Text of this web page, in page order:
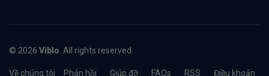
© 2026 Viblo . All rights reserved.
Về chúng tôi Phản hồi Giúp đỡ FAQs RSS Điều khoản